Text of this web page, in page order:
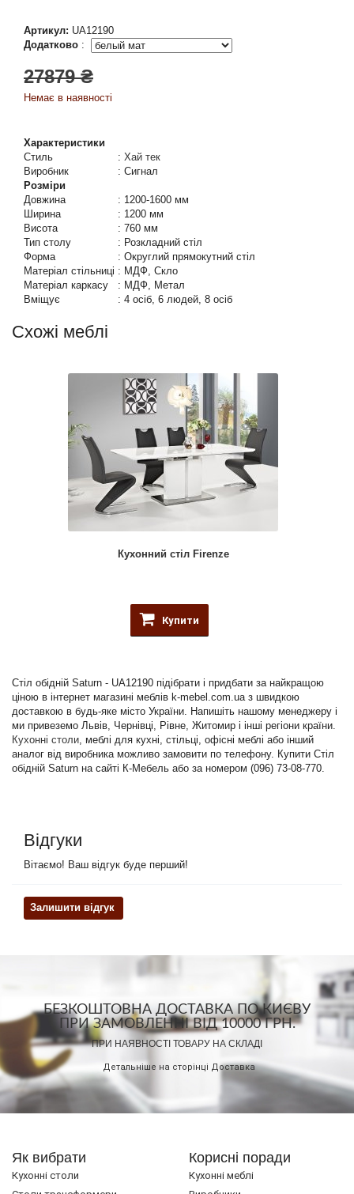
Артикул: UA12190
Додатково :
27879 ₴
Немає в наявності
Характеристики
Стиль
: Хай тек
Виробник
: Сигнал
Розміри
Довжина
: 1200-1600 мм
Ширина
: 1200 мм
Висота
: 760 мм
Тип столу
: Розкладний стіл
Форма
: Округлий прямокутний стіл
Матеріал стільниці : МДФ, Скло
Матеріал каркасу
: МДФ, Метал
Вміщує
: 4 осіб, 6 людей, 8 осіб
Схожі меблі
Кухонний стіл Firenze
Купити
Стіл обідній Saturn - UA12190 підібрати і придбати за найкращою
ціною в інтернет магазині меблів k-mebel.com.ua з швидкою
доставкою в будь-яке місто України. Напишіть нашому менеджеру і
ми привеземо Львів, Чернівці, Рівне, Житомир і інші регіони країни.
Кухонні столи, меблі для кухні, стільці, офісні меблі або інший
аналог від виробника можливо замовити по телефону. Купити Стіл
обідній Saturn на сайті К-Мебель або за номером (096) 73-08-770.
Відгуки
Вітаємо! Ваш відгук буде перший!
Залишити відгук
БЕЗКОШТОВНА ДОСТАВКА ПО КИЄВУ
ПРИ ЗАМОВЛЕННІ ВІД 10000 ГРН.
ПРИ НАЯВНОСТІ ТОВАРУ НА СКЛАДІ
Детальніше на сторінці Доставка
Як вибрати
Кухонні столи
Корисні поради
Кухонні меблі